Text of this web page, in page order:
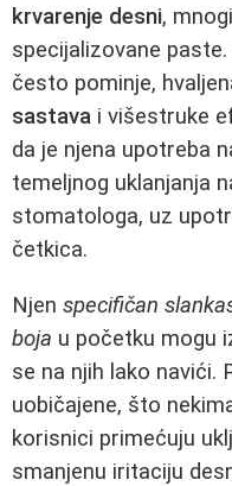
krvarenje desni,
specijalizovane
često pominje,
sastava i višestruke
da je njena upotreba
temeljnog uklanjanja
stomatologa, uz
četkica.
Njen specifičan
boja u početku mogu
se na njih lako navići.
uobičajene, što
korisnici primećuju
smanjenu iritaciju